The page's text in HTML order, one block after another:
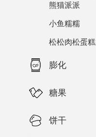
熊猫派派
小鱼糯糯
松松肉松蛋糕
膨化
糖果
饼干